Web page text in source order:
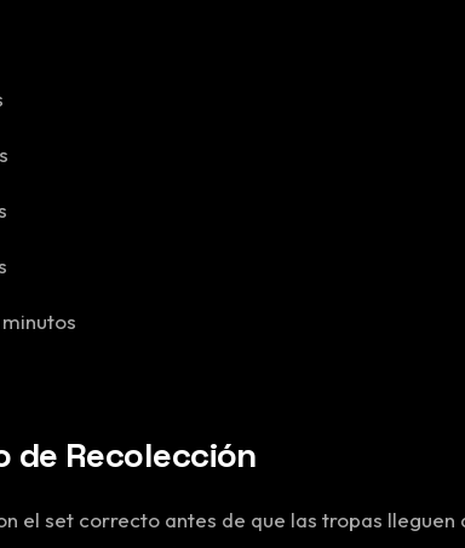
de Recolección
el set correcto antes de que las tropas